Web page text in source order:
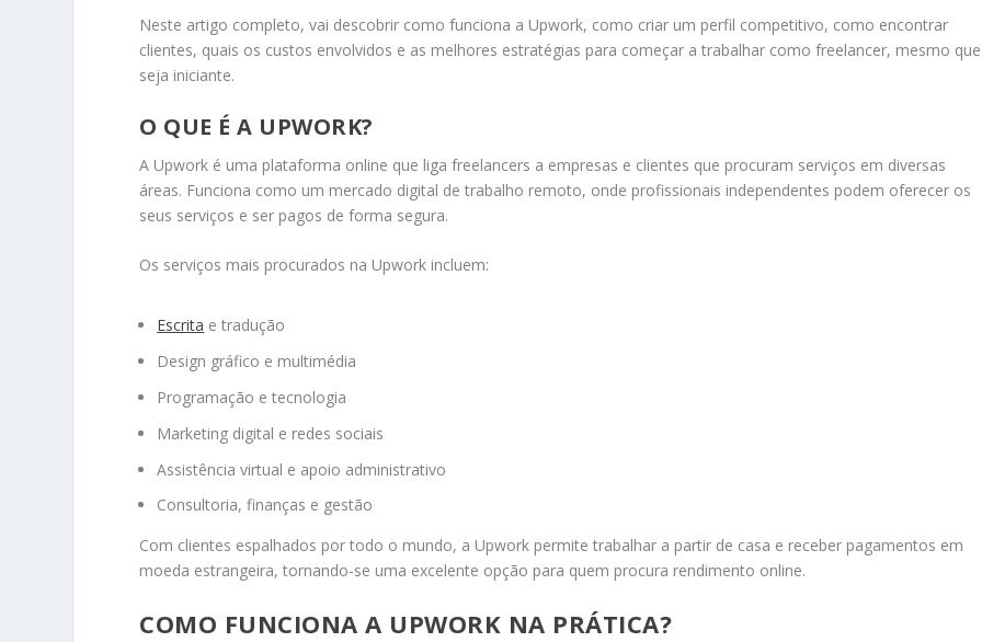
Neste artigo completo, vai descobrir como funciona a Upwork, como criar um perfil competitivo, como encontrar
clientes, quais os custos envolvidos e as melhores estratégias para começar a trabalhar como freelancer, mesmo que
seja iniciante.
O QUE É A UPWORK?
A Upwork é uma plataforma online que liga freelancers a empresas e clientes que procuram serviços em diversas
áreas. Funciona como um mercado digital de trabalho remoto, onde profissionais independentes podem oferecer os
seus serviços e ser pagos de forma segura.
Os serviços mais procurados na Upwork incluem:
Escrita e tradução
Design gráfico e multimédia
Programação e tecnologia
Marketing digital e redes sociais
Assistência virtual e apoio administrativo
Consultoria, finanças e gestão
Com clientes espalhados por todo o mundo, a Upwork permite trabalhar a partir de casa e receber pagamentos em
moeda estrangeira, tornando-se uma excelente opção para quem procura rendimento online.
COMO FUNCIONA A UPWORK NA PRÁTICA?